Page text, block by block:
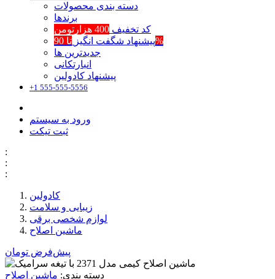
دسته بندی محصولات
برند‌ها
کد تخفیف 400 هزارتومن
پیشنهاد شگفت انگیزتا 90%
جدیدترین ها
انبارتکانی
پیشنهاد کادولین
+1 555-555-5556
ورود به سیستم
ثبت تیکت
:
:
:
کادولین
زیبایی و سلامت
لوازم شخصی برقی
ماشین اصلاح
پیش‌فرض تومان
دسته بندی: ماشین اصلاح